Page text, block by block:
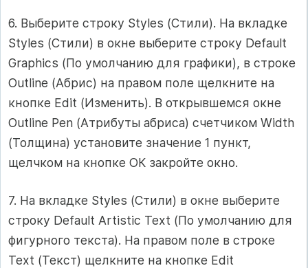
6. Выберите строку Styles (Стили). На вкладке
Styles (Стили) в окне выберите строку Default
Graphics (По умолчанию для графики), в строке
Outline (Абрис) на правом поле щелкните на
кнопке Edit (Изменить). В открывшемся окне
Outline Pen (Атрибуты абриса) счетчиком Width
(Толщина) установите значение 1 пункт,
щелчком на кнопке ОК закройте окно.
7. На вкладке Styles (Стили) в окне выберите
строку Default Artistic Text (По умолчанию для
фигурного текста). На правом поле в строке
Text (Текст) щелкните на кнопке Edit